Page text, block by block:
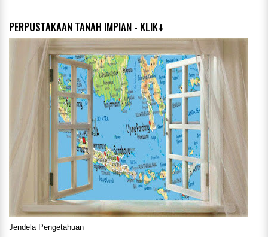
PERPUSTAKAAN TANAH IMPIAN - KLIK⬇️
Jendela Pengetahuan